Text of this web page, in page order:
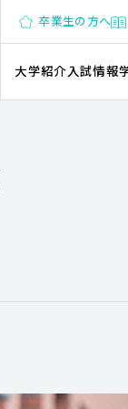
卒業生の方へ
大学紹介入試情報